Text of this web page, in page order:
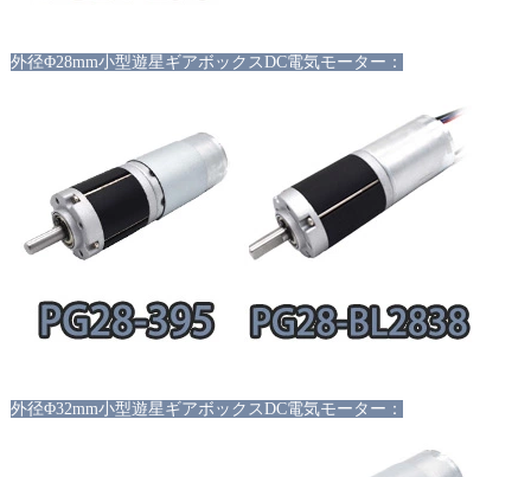
外径Φ28mm小型遊星ギアボックスDC電気モーター：
外径Φ32mm小型遊星ギアボックスDC電気モーター：